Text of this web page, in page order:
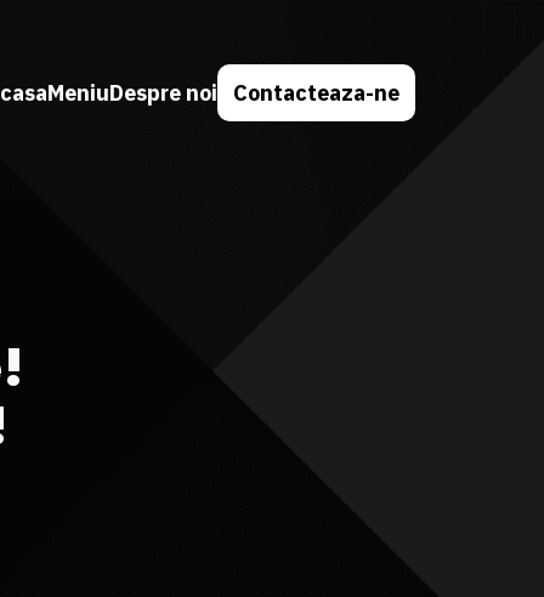
MeniuDespre noi Contacteaza-ne